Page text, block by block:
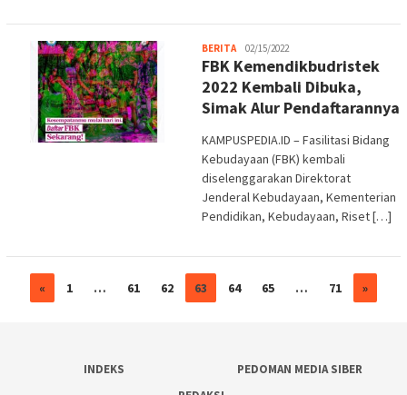
BERITAMelani
02/15/2022
FBK Kemendikbudristek
2022 Kembali Dibuka,
Simak Alur Pendaftarannya
KAMPUSPEDIA.ID – Fasilitasi Bidang
Kebudayaan (FBK) kembali
diselenggarakan Direktorat
Jenderal Kebudayaan, Kementerian
Pendidikan, Kebudayaan, Riset […]
« 1 … 61 62 63 64 65 … 71 »
INDEKS
PEDOMAN MEDIA SIBER